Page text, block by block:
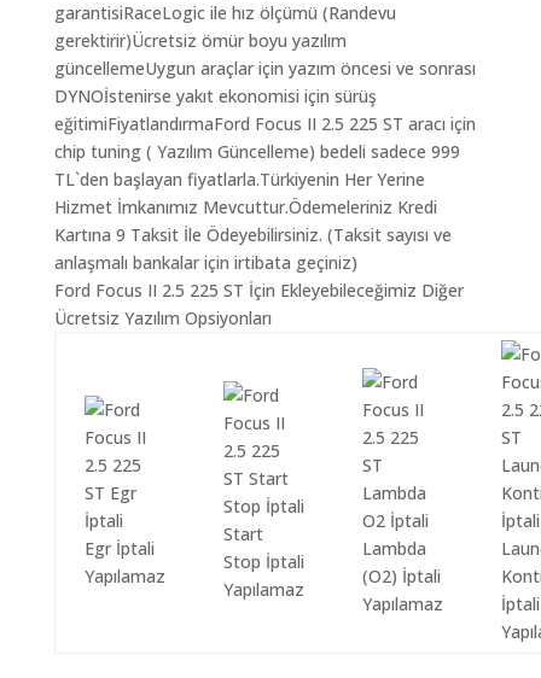
garantisiRaceLogic ile hız ölçümü (Randevu
gerektirir)Ücretsiz ömür boyu yazılım
güncellemeUygun araçlar için yazım öncesi ve sonrası
DYNOİstenirse yakıt ekonomisi için sürüş
eğitimiFiyatlandırmaFord Focus II 2.5 225 ST aracı için
chip tuning ( Yazılım Güncelleme) bedeli sadece 999
TL`den başlayan fiyatlarla.Türkiyenin Her Yerine
Hizmet İmkanımız Mevcuttur.Ödemeleriniz Kredi
Kartına 9 Taksit İle Ödeyebilirsiniz. (Taksit sayısı ve
anlaşmalı bankalar için irtibata geçiniz)
Ford Focus II 2.5 225 ST İçin Ekleyebileceğimiz Diğer
Ücretsiz Yazılım Opsiyonları
Egr İptali
Yapılamaz
Start
Stop İptali
Yapılamaz
Lambda
(O2) İptali
Yapılamaz
İptali